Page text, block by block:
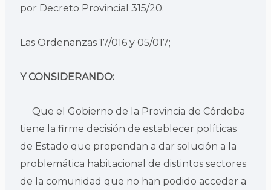
por Decreto Provincial 315/20.
Las Ordenanzas 17/016 y 05/017;
Y CONSIDERANDO:
Que el Gobierno de la Provincia de Córdoba
tiene la firme decisión de establecer políticas
de Estado que propendan a dar solución a la
problemática habitacional de distintos sectores
de la comunidad que no han podido acceder a